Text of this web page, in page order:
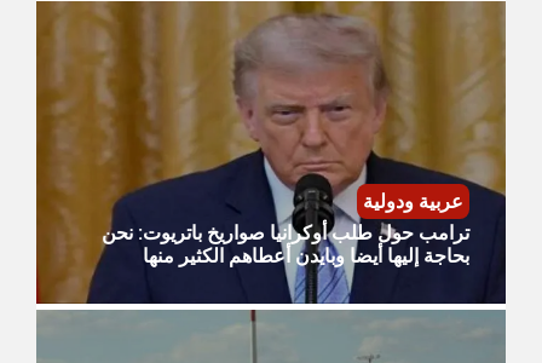
عربية ودولية
ترامب حول طلب أوكرانيا صواريخ باتريوت: نحن
بحاجة إليها أيضا وبايدن أعطاهم الكثير منها